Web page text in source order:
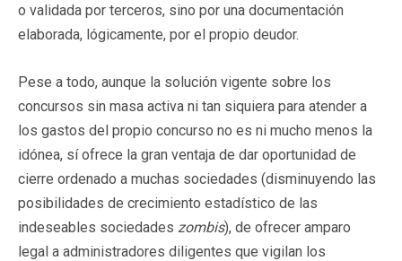
o validada por terceros, sino por una documentación
elaborada, lógicamente, por el propio deudor.
Pese a todo, aunque la solución vigente sobre los
concursos sin masa activa ni tan siquiera para atender a
los gastos del propio concurso no es ni mucho menos la
idónea, sí ofrece la gran ventaja de dar oportunidad de
cierre ordenado a muchas sociedades (disminuyendo las
posibilidades de crecimiento estadístico de las
indeseables sociedades zombis), de ofrecer amparo
legal a administradores diligentes que vigilan los